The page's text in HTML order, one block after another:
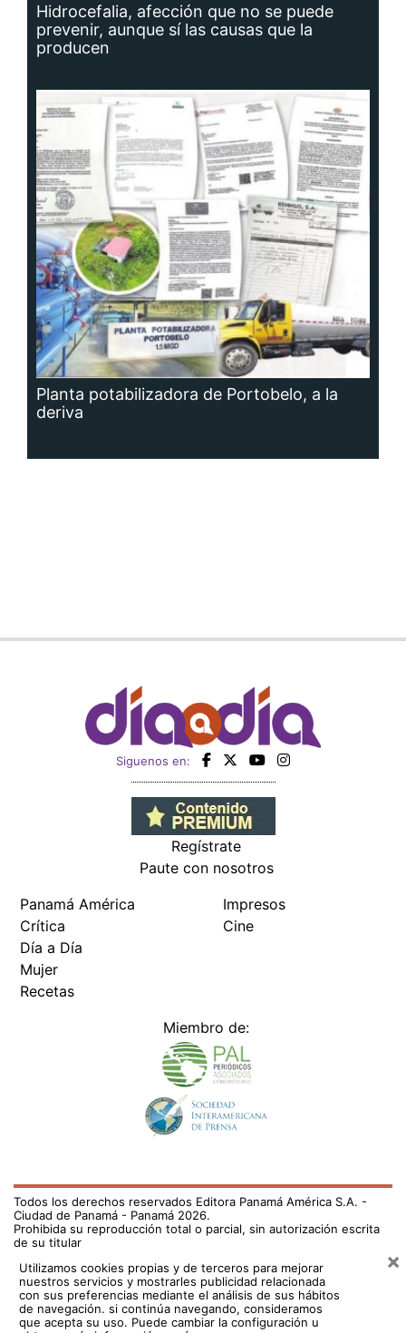
Hidrocefalia, afección que no se puede
prevenir, aunque sí las causas que la
producen
Planta potabilizadora de Portobelo, a la
deriva
Siguenos en:
Regístrate
Paute con nosotros
Panamá América
Crítica
Día a Día
Mujer
Recetas
Impresos
Cine
Miembro de:
Todos los derechos reservados Editora Panamá América S.A. -
Ciudad de Panamá - Panamá 2026.
Prohibida su reproducción total o parcial, sin autorización escrita
de su titular
Utilizamos cookies propias y de terceros para mejorar
nuestros servicios y mostrarles publicidad relacionada
con sus preferencias mediante el análisis de sus hábitos
de navegación. si continúa navegando, consideramos
que acepta su uso. Puede cambiar la configuración u
×